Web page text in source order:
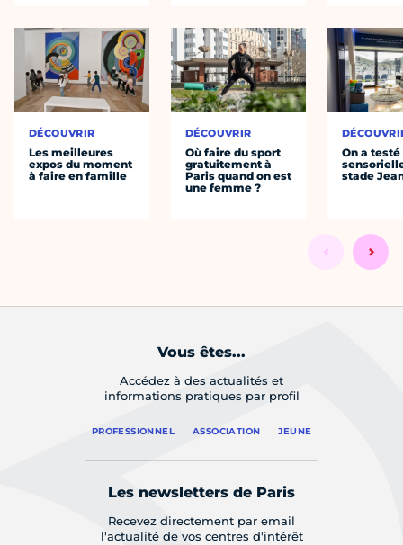
DÉCOUVRIR
Les meilleures
expos du moment
à faire en famille
DÉCOUVRIR
Où faire du sport
gratuitement à
Paris quand on est
une femme ?
On a
stade
Vous êtes...
Accédez à des actualités et
informations pratiques par profil
PROFESSIONNEL ASSOCIATION JEUNE
Les newsletters de Paris
Recevez directement par email
l'actualité de vos centres d'intérêt